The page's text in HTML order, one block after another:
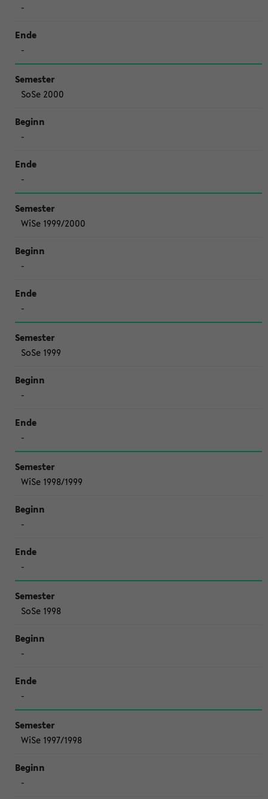
-
-
SoSe 2000
-
-
WiSe 1999/2000
-
-
SoSe 1999
-
-
WiSe 1998/1999
-
-
SoSe 1998
-
-
WiSe 1997/1998
-